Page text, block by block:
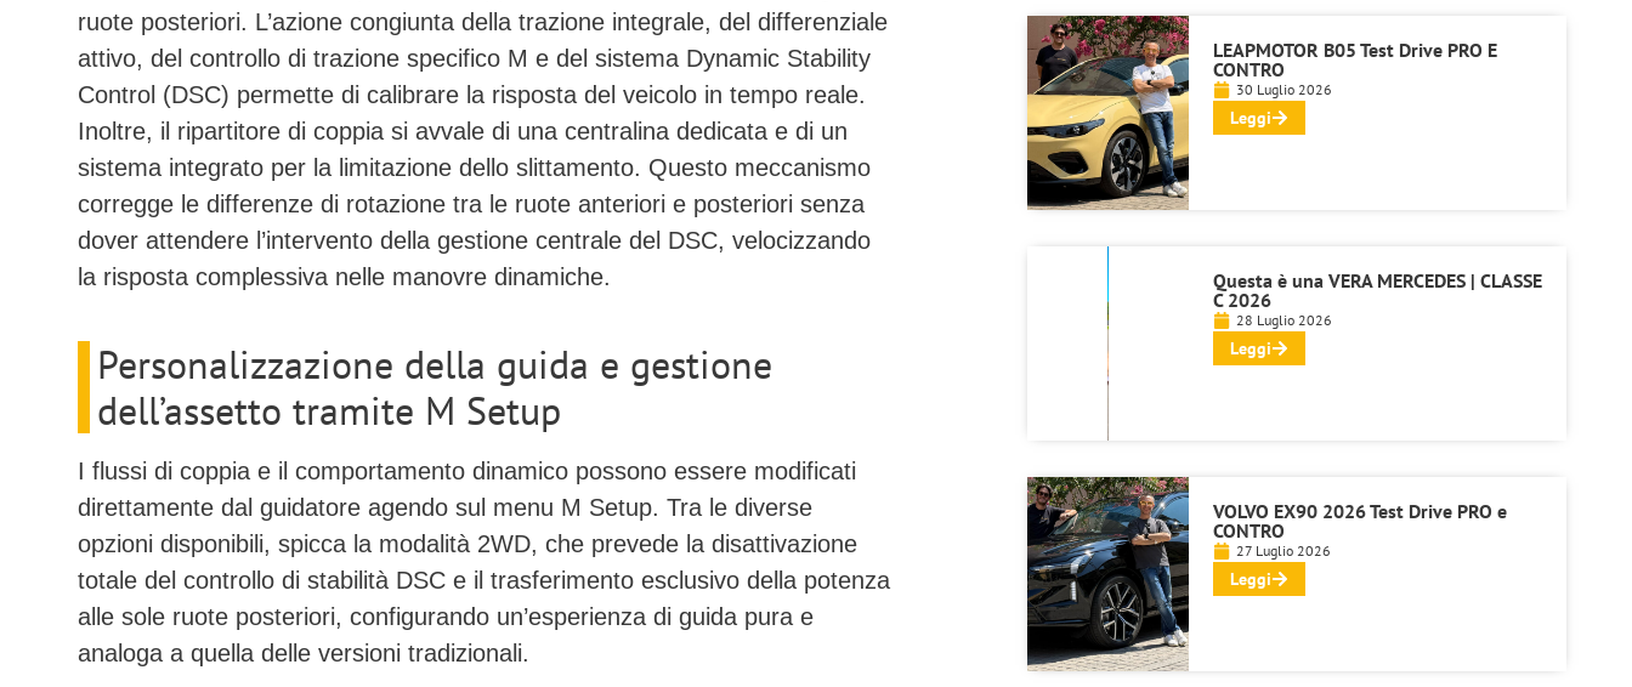
ruote posteriori. L’azione congiunta della trazione integrale, del differenziale
attivo, del controllo di trazione specifico M e del sistema Dynamic Stability
Control (DSC) permette di calibrare la risposta del veicolo in tempo reale.
Inoltre, il ripartitore di coppia si avvale di una centralina dedicata e di un
sistema integrato per la limitazione dello slittamento. Questo meccanismo
corregge le differenze di rotazione tra le ruote anteriori e posteriori senza
dover attendere l’intervento della gestione centrale del DSC, velocizzando
la risposta complessiva nelle manovre dinamiche.
Personalizzazione della guida e gestione
dell’assetto tramite M Setup
I flussi di coppia e il comportamento dinamico possono essere modificati
direttamente dal guidatore agendo sul menu M Setup. Tra le diverse
opzioni disponibili, spicca la modalità 2WD, che prevede la disattivazione
totale del controllo di stabilità DSC e il trasferimento esclusivo della potenza
alle sole ruote posteriori, configurando un’esperienza di guida pura e
analoga a quella delle versioni tradizionali.
LEAPMOTOR B05 Test Drive PRO E
CONTRO
30 Luglio 2026
Leggi
Questa è una VERA MERCEDES | CLASSE
C 2026
28 Luglio 2026
Leggi
VOLVO EX90 2026 Test Drive PRO e
CONTRO
27 Luglio 2026
Leggi